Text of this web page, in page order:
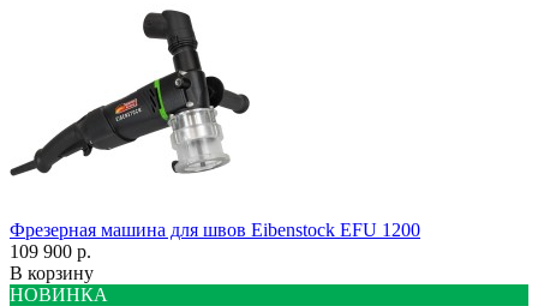
Фрезерная машина для швов Eibenstock EFU 1200
109 900 р.
В корзину
НОВИНКА